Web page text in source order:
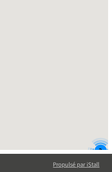
2
Propulsé par iStall